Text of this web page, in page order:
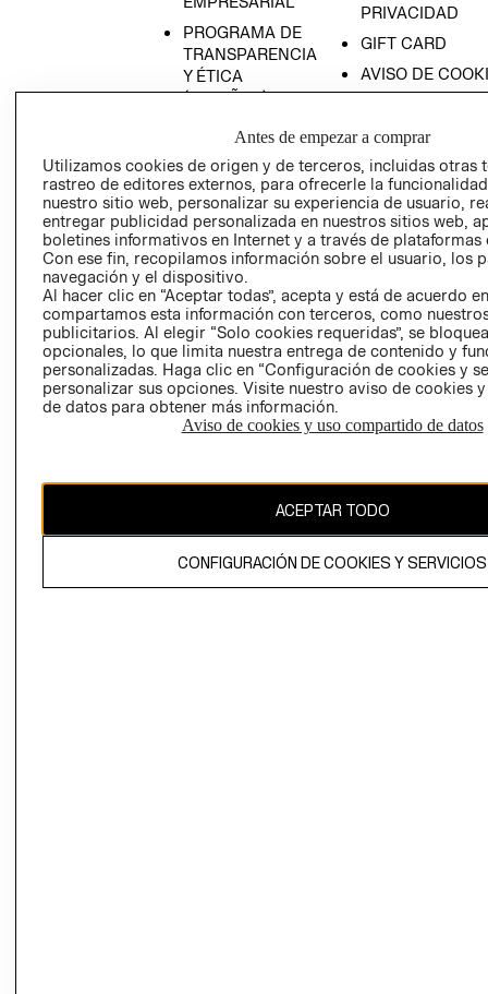
PROGRAMA DE
TRANSPARENCIA
Y ÉTICA
(ESPAÑOL)
PROGRAMA DE
Y ÉTICA (INGLÉS)
PRIVACIDAD
GIFT CARD
AVISO DE
COMERCIO - SIC
PETICIONES
QUEJAS Y
RECLAMOS
Colombia ($)
CAMBIAR REGIÓN
El contenido de esta página web está protegido por copyright y es
Antes de empezar a comprar
Utilizamos cookies de origen y de terceros, incluidas otras
rastreo de editores externos, para ofrecerle la
nuestro sitio web, personalizar su experiencia de usuario,
entregar publicidad personalizada en nuestros sitios web,
boletines informativos en Internet y a través de plataformas
Con ese fin, recopilamos información sobre el usuario, los
navegación y el dispositivo.
Al hacer clic en “Aceptar todas”, acepta y está de acuerdo
compartamos esta información con terceros, como
publicitarios. Al elegir “Solo cookies requeridas”, se
opcionales, lo que limita nuestra entrega de contenido y
personalizadas. Haga clic en “Configuración de cookies y
personalizar sus opciones. Visite nuestro aviso de cookies
de datos para obtener más información.
Aviso de cookies y uso compartido de datos
ACEPTAR TODO
CONFIGURACIÓN DE COOKIES Y SERVICIOS